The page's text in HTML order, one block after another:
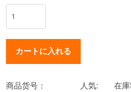
商品货号：
人気:
在